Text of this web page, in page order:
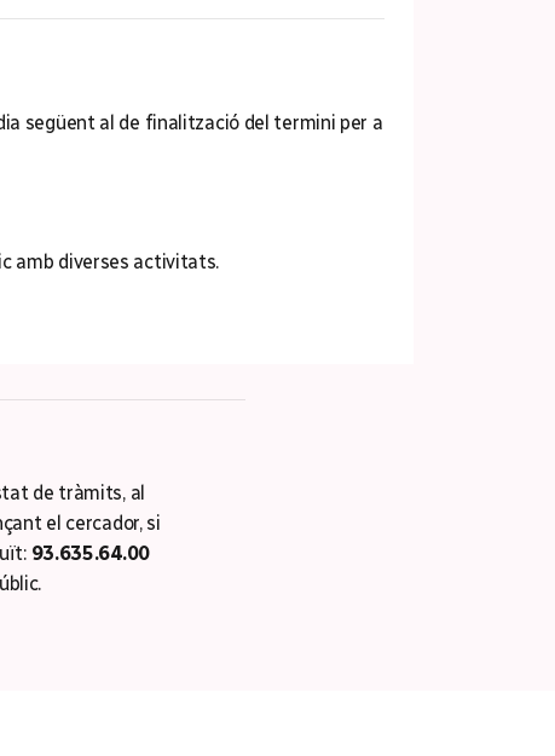
següent al de finalització del termini per a
amb diverses activitats.
de tràmits, al
el cercador, si
93.635.64.00